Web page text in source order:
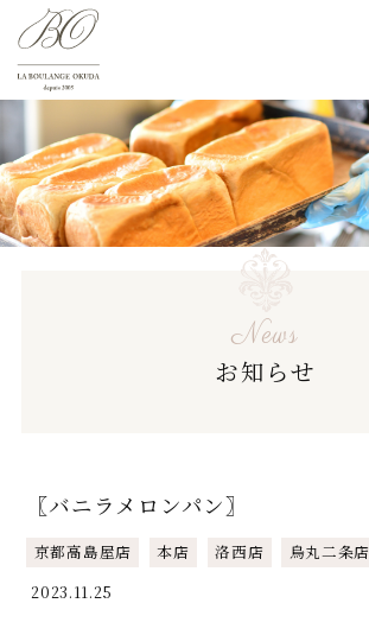
News
お知らせ
〖バニラメロンパン〗
京都高島屋店 本店 洛西店 烏丸二条店
2023.11.25